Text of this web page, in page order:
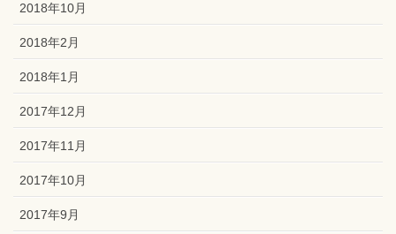
2018年10月
2018年2月
2018年1月
2017年12月
2017年11月
2017年10月
2017年9月